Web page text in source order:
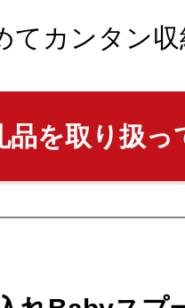
てカンタン収
品を取り扱っ